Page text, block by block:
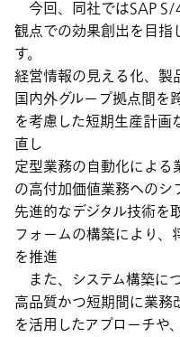
今回、同社ではSAP
観点での効果創出を目指
す。
経営情報の見える化、
国内外グループ拠点間を
を考慮した短期生産計
直し
定型業務の自動化によ
の高付加価値業務へのシ
先進的なデジタル技術を
フォームの構築により、
を推進
また、システム構築に
高品質かつ短期間に業
を活用したアプローチや